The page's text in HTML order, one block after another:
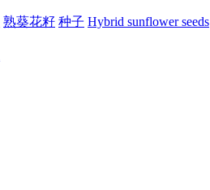
熟葵花籽 种子 Hybrid sunflower seeds